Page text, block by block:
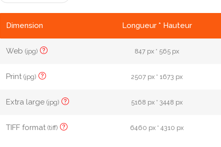
Dimension Longueur * Hauteur
Web(jpg) 847 px * 565 px
Print(jpg) 2507 px * 1673 px
Extra large(jpg) 5168 px * 3448 px
TIFF format(tiff) 6460 px * 4310 px